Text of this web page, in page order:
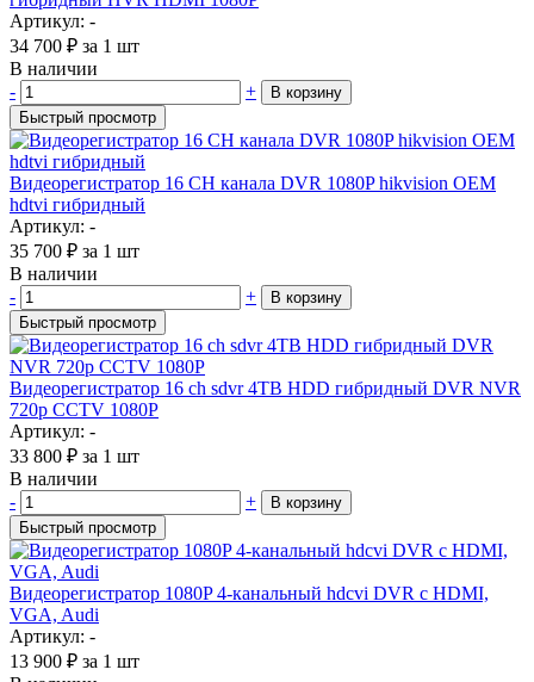
Артикул: -
34 700 ₽ за 1 шт
В наличии
-
+
В корзину
Быстрый просмотр
Видеорегистратор 16 CH канала DVR 1080P hikvision OEM
hdtvi гибридный
Артикул: -
35 700 ₽ за 1 шт
В наличии
-
+
В корзину
Быстрый просмотр
Видеорегистратор 16 ch sdvr 4TB HDD гибридный DVR NVR
720p CCTV 1080P
Артикул: -
33 800 ₽ за 1 шт
В наличии
-
+
В корзину
Быстрый просмотр
Видеорегистратор 1080P 4-канальный hdcvi DVR с HDMI,
VGA, Audi
Артикул: -
13 900 ₽ за 1 шт